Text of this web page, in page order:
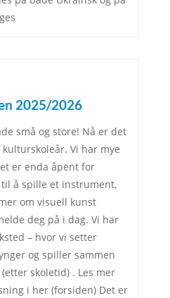
2025/2026
små og store! Nå er det
Vi har mye
er enda åpent for
å spille et instrument,
om visuell kunst
deg på i dag. Vi har
– hvor vi setter
og spiller sammen
skoletid) . Les mer
i her (forsiden) Det er